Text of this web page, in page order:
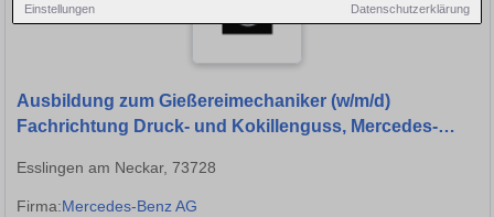
Einstellungen Datenschutzerklärung
Ausbildung zum Gießereimechaniker (w/m/d)
Fachrichtung Druck- und Kokillenguss, Mercedes-
13.09.2027
Esslingen am Neckar, 73728
Firma:Mercedes-Benz AG